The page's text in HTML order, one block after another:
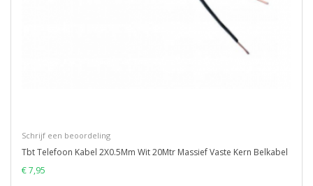
Schrijf een beoordeling
Tbt Telefoon Kabel 2X0.5Mm Wit 20Mtr Massief Vaste Kern Belkabel
€ 7,95